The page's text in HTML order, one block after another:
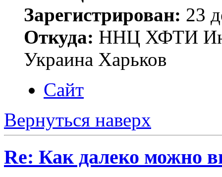
Зарегистрирован: 23
Откуда: ННЦ ХФТИ
Украина Харьков
Сайт
Вернуться наверх
Re: Как далеко можно